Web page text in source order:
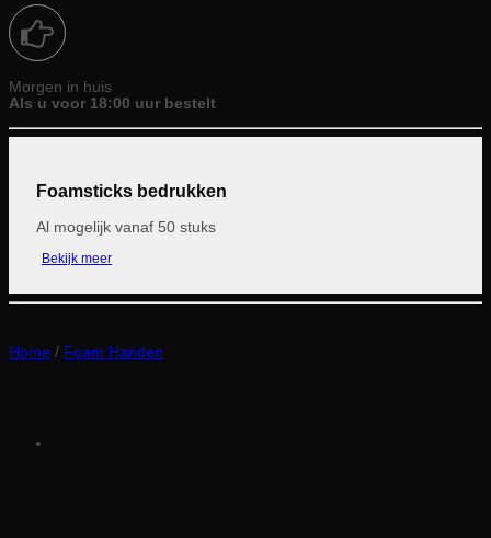
Morgen in huis
Als u voor 18:00 uur bestelt
Foamsticks bedrukken
Al mogelijk vanaf 50 stuks
Bekijk meer
Home / Foam Handen